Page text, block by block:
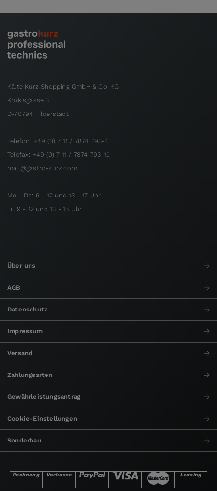
Kälte Kurz Shopping GmbH & Co. KG
Krokisgasse 3
D-70794 Filderstadt
Telefon: +49 (0) 7 11 / 7874 793-0
Telefax: +49 (0) 7 11 / 7874 793-10
mail@gastro-kurz.com
Mo - Do: 9 - 12 und 13 - 17 Uhr
Fr: 9 - 12 und 13 - 15 Uhr
Über uns
AGB
Datenschutz
Impressum
Versand
Zahlungsarten
Gewährleistungsantrag
Cookie-Einstellungen
Sonderbau
Rechnung Vorkasse Leasing